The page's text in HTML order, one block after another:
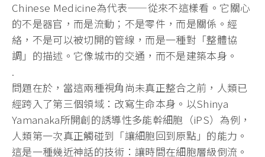
Chinese Medicine為代表——從來不這樣看。它關心
的不是器官，而是流動；不是零件，而是關係。經
絡，不是可以被切開的管線，而是一種對「整體協
調」的描述。它像城市的交通，而不是建築本身。
.
問題在於，當這兩種視角尚未真正整合之前，人類已
經跨入了第三個領域：改寫生命本身。以Shinya
Yamanaka所開創的誘導性多能幹細胞（iPS）為例，
人類第一次真正觸碰到「讓細胞回到原點」的能力。
這是一種幾近神話的技術：讓時間在細胞層級倒流。